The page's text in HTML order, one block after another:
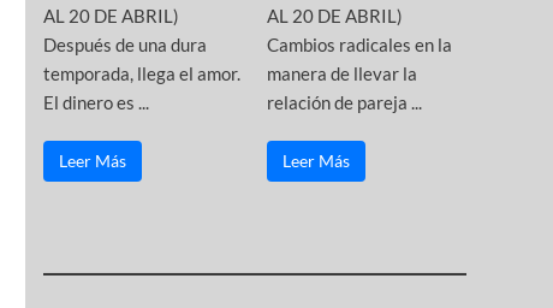
AL 20 DE ABRIL)
Después de una dura
temporada, llega el amor.
El dinero es ...
Leer Más
AL 20 DE ABRIL)
Cambios radicales en la
manera de llevar la
relación de pareja ...
Leer Más